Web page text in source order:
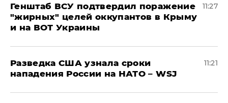
Генштаб ВСУ подтвердил поражение
"жирных" целей оккупантов в Крыму
и на ВОТ Украины
11:27
Разведка США узнала сроки
нападения России на НАТО – WSJ
11:21